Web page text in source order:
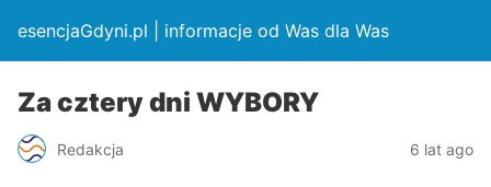
esencjaGdyni.pl | informacje od Was dla Was
Za cztery dni WYBORY
Redakcja 6 lat ago